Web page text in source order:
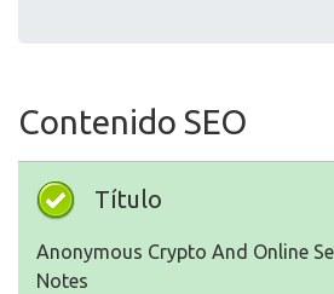
Contenido SEO
Título
Anonymous Crypto And Online
Notes